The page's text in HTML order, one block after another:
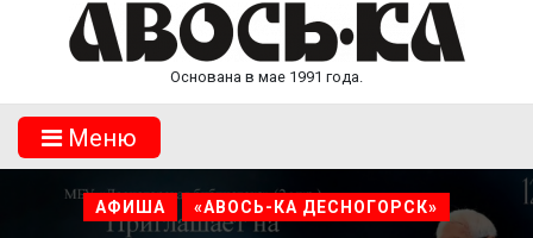
Основана в мае 1991 года.
Mеню
АФИША «АВОСЬ-КА ДЕСНОГОРСК»